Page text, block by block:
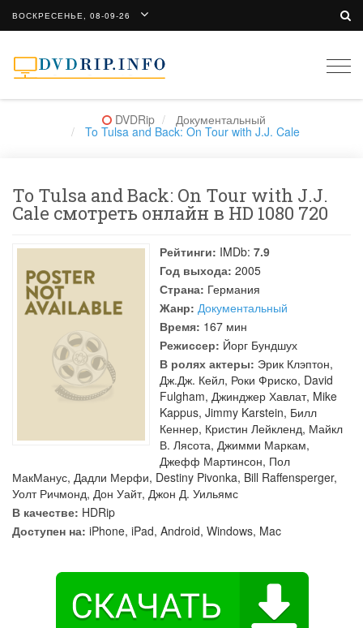
ВОСКРЕСЕНЬЕ, 08-09-26
DVDRip Документальный
To Tulsa and Back: On Tour with J.J. Cale
To Tulsa and Back: On Tour with J.J.
Cale смотреть онлайн в HD 1080 720
Рейтинги: IMDb: 7.9
Год выхода: 2005
Страна: Германия
Жанр: Документальный
Время: 167 мин
Режиссер: Йорг Бундшух
В ролях актеры: Эрик Клэптон,
Дж.Дж. Кейл, Роки Фриско, David
Fulgham, Джинджер Хавлат, Mike
Kappus, Jimmy Karstein, Билл
Кеннер, Кристин Лейкленд, Майкл
В. Лясота, Джимми Маркам,
Джефф Мартинсон, Пол
МакМанус, Дадли Мерфи, Destiny Pivonka, Bill Raffensperger,
Уолт Ричмонд, Дон Уайт, Джон Д. Уильямс
В качестве: HDRip
Доступен на: iPhone, iPad, Android, Windows, Mac